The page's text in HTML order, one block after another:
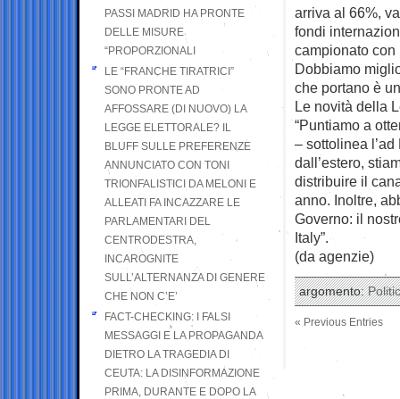
arriva al 66%,
fondi
campionato
Dobbiamo
che portano è
Le novità della
“Puntiamo a
– sottolinea
dall’estero,
distribuire il
anno. Inoltre,
Governo: il
Italy”.
(da agenzie)
argomento:
« Previous Entries
PASSI MADRID HA PRONTE
DELLE MISURE
“PROPORZIONALI
LE “FRANCHE TIRATRICI”
SONO PRONTE AD
AFFOSSARE (DI NUOVO) LA
LEGGE ELETTORALE? IL
BLUFF SULLE PREFERENZE
ANNUNCIATO CON TONI
TRIONFALISTICI DA MELONI E
ALLEATI FA INCAZZARE LE
PARLAMENTARI DEL
CENTRODESTRA,
INCAROGNITE
SULL’ALTERNANZA DI GENERE
CHE NON C’E’
FACT-CHECKING: I FALSI
MESSAGGI E LA PROPAGANDA
DIETRO LA TRAGEDIA DI
CEUTA: LA DISINFORMAZIONE
PRIMA, DURANTE E DOPO LA